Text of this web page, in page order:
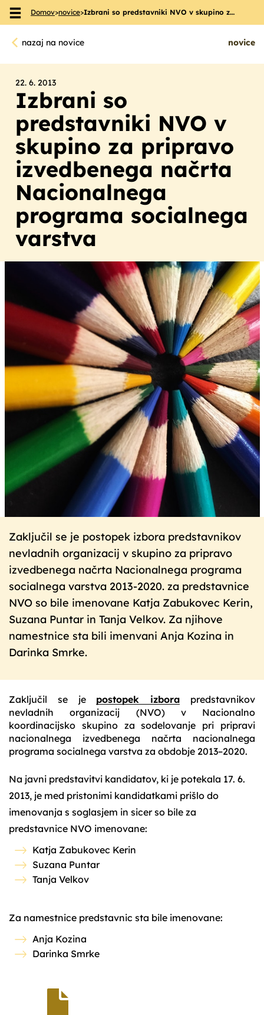
Skoči na vsebino
Domov>novice>Izbrani so predstavniki NVO v skupino z…
nazaj na novice novice
22. 6. 2013
Izbrani so
predstavniki NVO v
skupino za pripravo
izvedbenega načrta
Nacionalnega
programa socialnega
varstva
Zaključil se je postopek izbora predstavnikov
nevladnih organizacij v skupino za pripravo
izvedbenega načrta Nacionalnega programa
socialnega varstva 2013-2020. za predstavnice
NVO so bile imenovane Katja Zabukovec Kerin,
Suzana Puntar in Tanja Velkov. Za njihove
namestnice sta bili imenvani Anja Kozina in
Darinka Smrke.
Zaključil se je postopek izbora predstavnikov
nevladnih organizacij (NVO) v Nacionalno
koordinacijsko skupino za sodelovanje pri pripravi
nacionalnega izvedbenega načrta nacionalnega
programa socialnega varstva za obdobje 2013–2020.
Na javni predstavitvi kandidatov, ki je potekala 17. 6.
2013, je med pristonimi kandidatkami prišlo do
imenovanja s soglasjem in sicer so bile za
predstavnice NVO imenovane:
Katja Zabukovec Kerin
Suzana Puntar
Tanja Velkov
Za namestnice predstavnic sta bile imenovane:
Anja Kozina
Darinka Smrke